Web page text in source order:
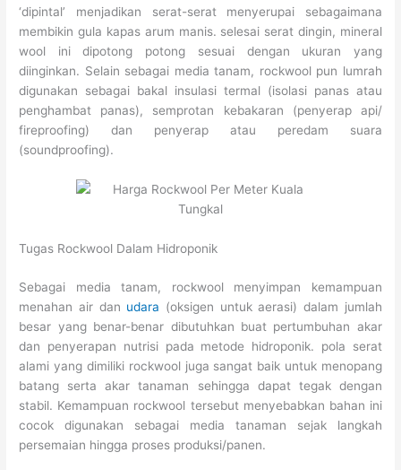
‘dipintal’ menjadikan serat-serat menyerupai sebagaimana
membikin gula kapas arum manis. selesai serat dingin, mineral
wool ini dipotong potong sesuai dengan ukuran yang
diinginkan. Selain sebagai media tanam, rockwool pun lumrah
digunakan sebagai bakal insulasi termal (isolasi panas atau
penghambat panas), semprotan kebakaran (penyerap api/
fireproofing) dan penyerap atau peredam suara
(soundproofing).
Tugas Rockwool Dalam Hidroponik
Sebagai media tanam, rockwool menyimpan kemampuan
menahan air dan udara (oksigen untuk aerasi) dalam jumlah
besar yang benar-benar dibutuhkan buat pertumbuhan akar
dan penyerapan nutrisi pada metode hidroponik. pola serat
alami yang dimiliki rockwool juga sangat baik untuk menopang
batang serta akar tanaman sehingga dapat tegak dengan
stabil. Kemampuan rockwool tersebut menyebabkan bahan ini
cocok digunakan sebagai media tanaman sejak langkah
persemaian hingga proses produksi/panen.